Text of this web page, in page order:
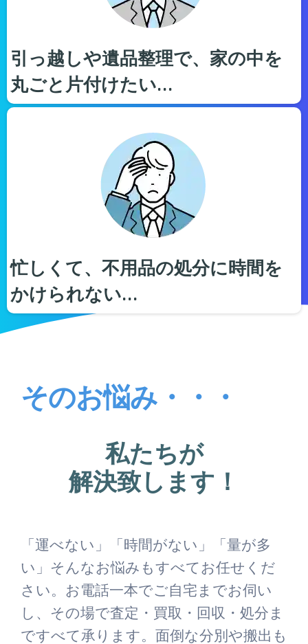
引っ越しや遺品整理で、家の中を
丸ごと片付けたい…
忙しくて、不用品の処分に時間を
かけられない…
そのお悩み・・・
私たちが
解決致します！
「運べない」「時間がない」「量が多
い」そんなお悩みもすべてお任せくだ
さい。お電話一本でご自宅までお伺い
し、その場で査定・買取・回収・処分ま
ですべて承ります。面倒な分別や搬出も